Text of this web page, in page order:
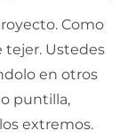
Como
tejer. Ustedes
en otros
puntilla,
extremos.